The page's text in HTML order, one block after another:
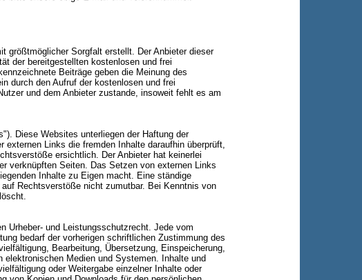
größtmöglicher Sorgfalt erstellt. Der Anbieter dieser
der bereitgestellten kostenlosen und frei
Beiträge geben die Meinung des
durch den Aufruf der kostenlosen und frei
und dem Anbieter zustande, insoweit fehlt es am
Diese Websites unterliegen der Haftung der
externen Links die fremden Inhalte daraufhin überprüft,
ersichtlich. Der Anbieter hat keinerlei
verknüpften Seiten. Das Setzen von externen Links
Inhalte zu Eigen macht. Eine ständige
Rechtsverstöße nicht zumutbar. Bei Kenntnis von
Urheber- und Leistungsschutzrecht. Jede vom
bedarf der vorherigen schriftlichen Zustimmung des
Bearbeitung, Übersetzung, Einspeicherung,
elektronischen Medien und Systemen. Inhalte und
oder Weitergabe einzelner Inhalte oder